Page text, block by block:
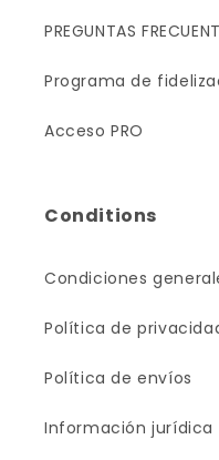
PREGUNTAS
Programa de
Acceso PRO
Conditions
Condiciones
Política de
Política de envíos
Información jurídica